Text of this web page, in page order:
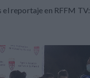
el reportaje en RFFM TV: